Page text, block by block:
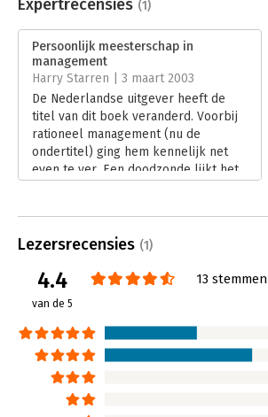
Verschijningsdatum:
21-1-2011
Hoofdrubriek: Leiderschap
Expertrecensies (1)
Persoonlijk meesterschap in
management
Harry Starren | 3 maart 2003
De Nederlandse uitgever heeft de
titel van dit boek veranderd. Voorbij
rationeel management (nu de
ondertitel) ging hem kennelijk net
even te ver. Een doodzonde lijkt het
uit het vermogen om te gaan met
de tegenstrijdige ­ altijd tegenstrijdige
de organisatie moeten voldoen.
Lees verder
Lezersrecensies (1)
4.4
van de 5
13 stemmen